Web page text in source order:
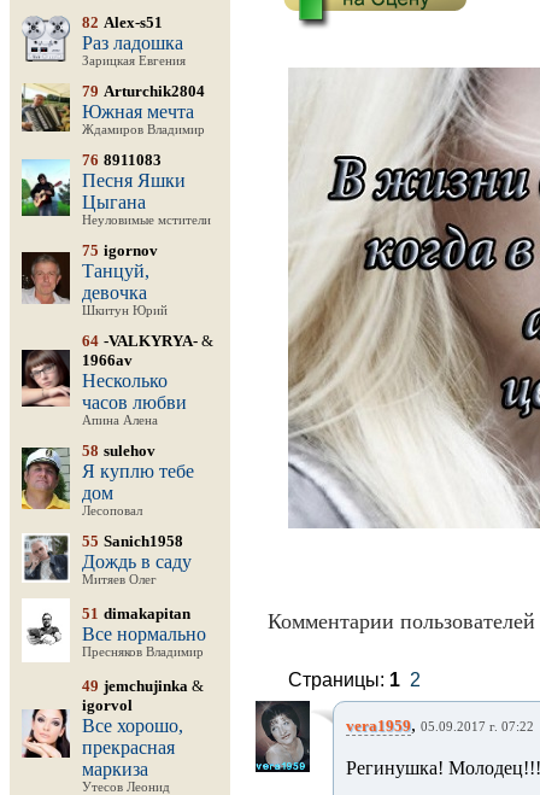
82 Alex-s51
Раз ладошка
Зарицкая Евгения
79 Arturchik2804
Южная мечта
Ждамиров Владимир
76 8911083
Песня Яшки
Цыгана
Неуловимые мстители
75 igornov
Танцуй,
девочка
Шкитун Юрий
64 -VALKYRYA- &
1966av
Несколько
часов любви
Апина Алена
58 sulehov
Я куплю тебе
дом
Лесоповал
55 Sanich1958
Дождь в саду
Митяев Олег
51 dimakapitan
Все нормально
Пресняков Владимир
49 jemchujinka &
igorvol
Все хорошо,
прекрасная
маркиза
Утесов Леонид
Комментарии
Страницы: 1 2
vera1959, 05.09.2017 г. 07:22
Регинушка!